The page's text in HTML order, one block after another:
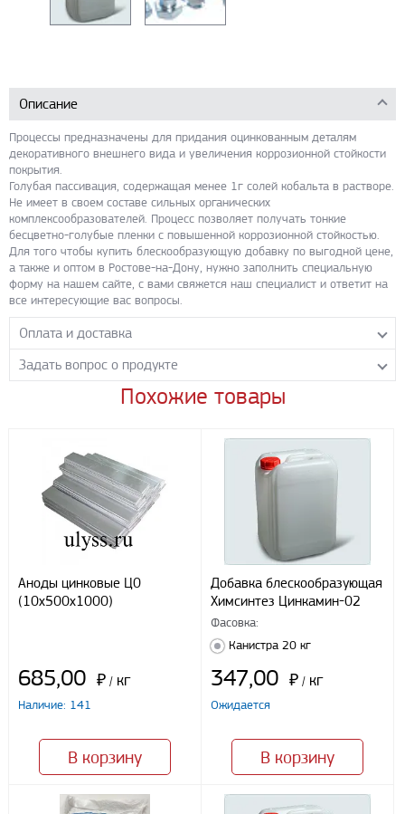
Описание
Процессы предназначены для придания оцинкованным деталям
декоративного внешнего вида и увеличения коррозионной стойкости
покрытия.
Голубая пассивация, содержащая менее 1г солей кобальта в растворе.
Не имеет в своем составе сильных органических
комплексообразователей. Процесс позволяет получать тонкие
бесцветно-голубые пленки с повышенной коррозионной стойкостью.
Для того чтобы купить блескообразующую добавку по выгодной цене,
а также и оптом в Ростове-на-Дону, нужно заполнить специальную
форму на нашем сайте, с вами свяжется наш специалист и ответит на
все интересующие вас вопросы.
Оплата и доставка
Самовывоз с нашего склада
Понедельник-пятница с 8.00-17.00 без перерыва
Доставка собственным транспортом компании ООО «УЛИСС»
По согласованию с клиентом.
Регионы доставки:
Северо-Кавказский федеральный округ
Южный федеральный округ
Наличными
Задать вопрос о продукте
Задайте нашим менеджерам вопрос о данном продукте.
Я даю свое согласие ООО «Улисс» на обработку моих
Отправить
Похожие товары
Аноды цинковые Ц0
(10х500х1000)
685,00 ₽ / кг
Наличие: 141
В корзину
Добавка блескообразующая
Химсинтез Цинкамин-02
Фасовка:
Канистра 20 кг
347,00 ₽ / кг
Ожидается
В корзину